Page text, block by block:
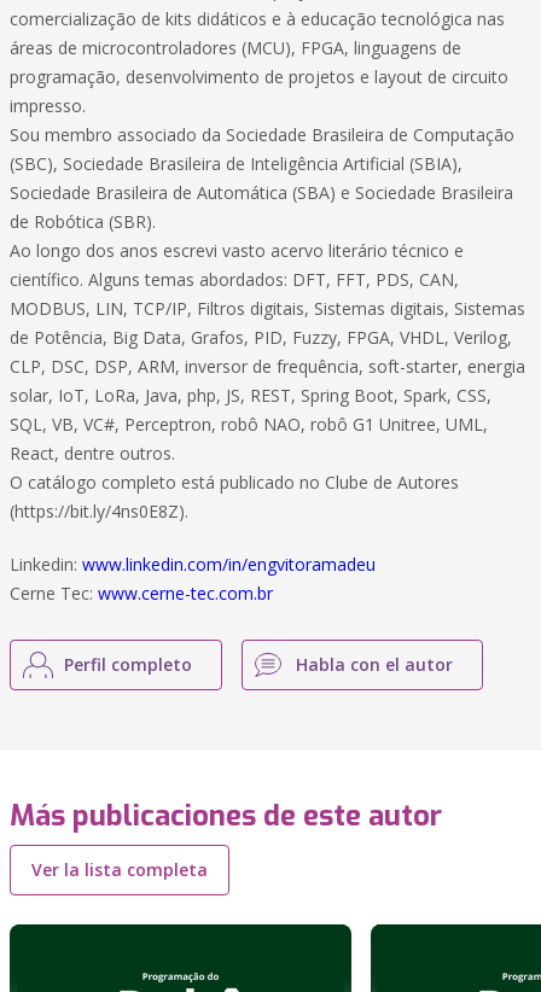
comercialização de kits didáticos e à educação tecnológica nas
áreas de microcontroladores (MCU), FPGA, linguagens de
programação, desenvolvimento de projetos e layout de circuito
impresso.
Sou membro associado da Sociedade Brasileira de Computação
(SBC), Sociedade Brasileira de Inteligência Artificial (SBIA),
Sociedade Brasileira de Automática (SBA) e Sociedade Brasileira
de Robótica (SBR).
Ao longo dos anos escrevi vasto acervo literário técnico e
científico. Alguns temas abordados: DFT, FFT, PDS, CAN,
MODBUS, LIN, TCP/IP, Filtros digitais, Sistemas digitais, Sistemas
de Potência, Big Data, Grafos, PID, Fuzzy, FPGA, VHDL, Verilog,
CLP, DSC, DSP, ARM, inversor de frequência, soft-starter, energia
solar, IoT, LoRa, Java, php, JS, REST, Spring Boot, Spark, CSS,
SQL, VB, VC#, Perceptron, robô NAO, robô G1 Unitree, UML,
React, dentre outros.
O catálogo completo está publicado no Clube de Autores
(https://bit.ly/4ns0E8Z).
Linkedin: www.linkedin.com/in/engvitoramadeu
Cerne Tec: www.cerne-tec.com.br
Perfil completo Habla con el autor
Más publicaciones de este autor
Ver la lista completa